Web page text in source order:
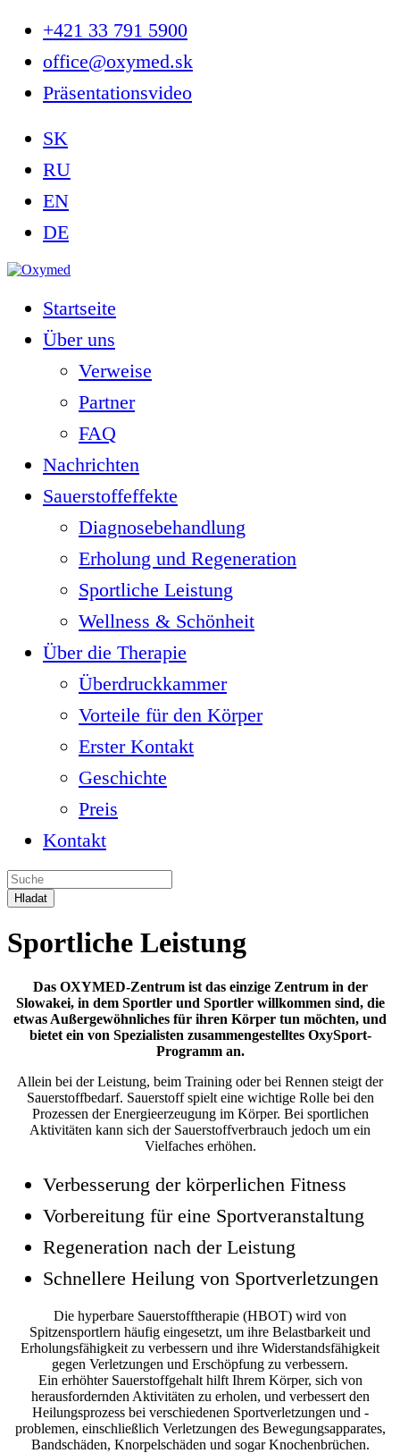
+421 33 791 5900
office@oxymed.sk
Präsentationsvideo
SK
RU
EN
DE
Startseite
Über uns
Verweise
Partner
FAQ
Nachrichten
Sauerstoffeffekte
Diagnosebehandlung
Erholung und Regeneration
Sportliche Leistung
Wellness & Schönheit
Über die Therapie
Überdruckkammer
Vorteile für den Körper
Erster Kontakt
Geschichte
Preis
Kontakt
Sportliche Leistung
Das OXYMED-Zentrum ist das einzige Zentrum in der
Slowakei, in dem Sportler und Sportler willkommen sind, die
etwas Außergewöhnliches für ihren Körper tun möchten, und
bietet ein von Spezialisten zusammengestelltes OxySport-
Programm an.
Allein bei der Leistung, beim Training oder bei Rennen steigt der
Sauerstoffbedarf. Sauerstoff spielt eine wichtige Rolle bei den
Prozessen der Energieerzeugung im Körper. Bei sportlichen
Aktivitäten kann sich der Sauerstoffverbrauch jedoch um ein
Vielfaches erhöhen.
Verbesserung der körperlichen Fitness
Vorbereitung für eine Sportveranstaltung
Regeneration nach der Leistung
Schnellere Heilung von Sportverletzungen
Die hyperbare Sauerstofftherapie (HBOT) wird von
Spitzensportlern häufig eingesetzt, um ihre Belastbarkeit und
Erholungsfähigkeit zu verbessern und ihre Widerstandsfähigkeit
gegen Verletzungen und Erschöpfung zu verbessern.
Ein erhöhter Sauerstoffgehalt hilft Ihrem Körper, sich von
herausfordernden Aktivitäten zu erholen, und verbessert den
Heilungsprozess bei verschiedenen Sportverletzungen und -
problemen, einschließlich Verletzungen des Bewegungsapparates,
Bandschäden, Knorpelschäden und sogar Knochenbrüchen.